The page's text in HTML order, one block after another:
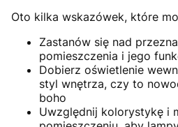
Oto kilka wskazówek, które
Zastanów się nad
pomieszczenia i jego
Dobierz oświetlenie
styl wnętrza, czy to
boho
Uwzględnij kolorystykę i